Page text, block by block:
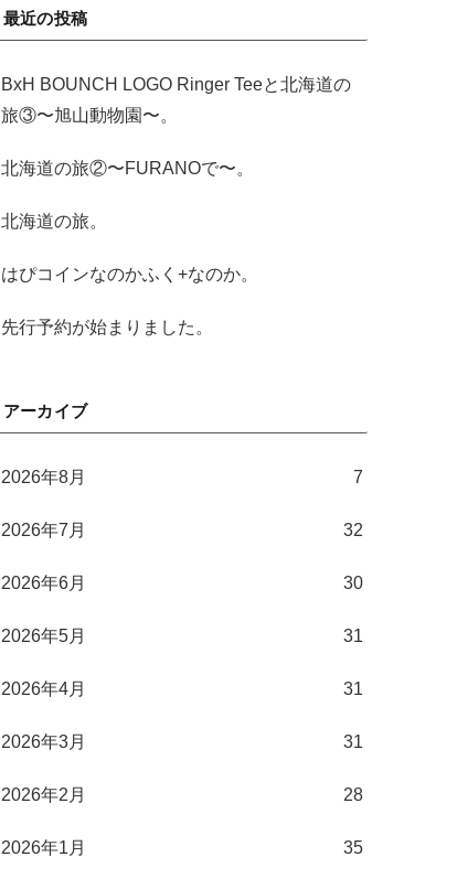
最近の投稿
BxH BOUNCH LOGO Ringer Teeと北海道の
旅③〜旭山動物園〜。
北海道の旅②〜FURANOで〜。
北海道の旅。
はぴコインなのかふく+なのか。
先行予約が始まりました。
アーカイブ
2026年8月 7
2026年7月 32
2026年6月 30
2026年5月 31
2026年4月 31
2026年3月 31
2026年2月 28
2026年1月 35